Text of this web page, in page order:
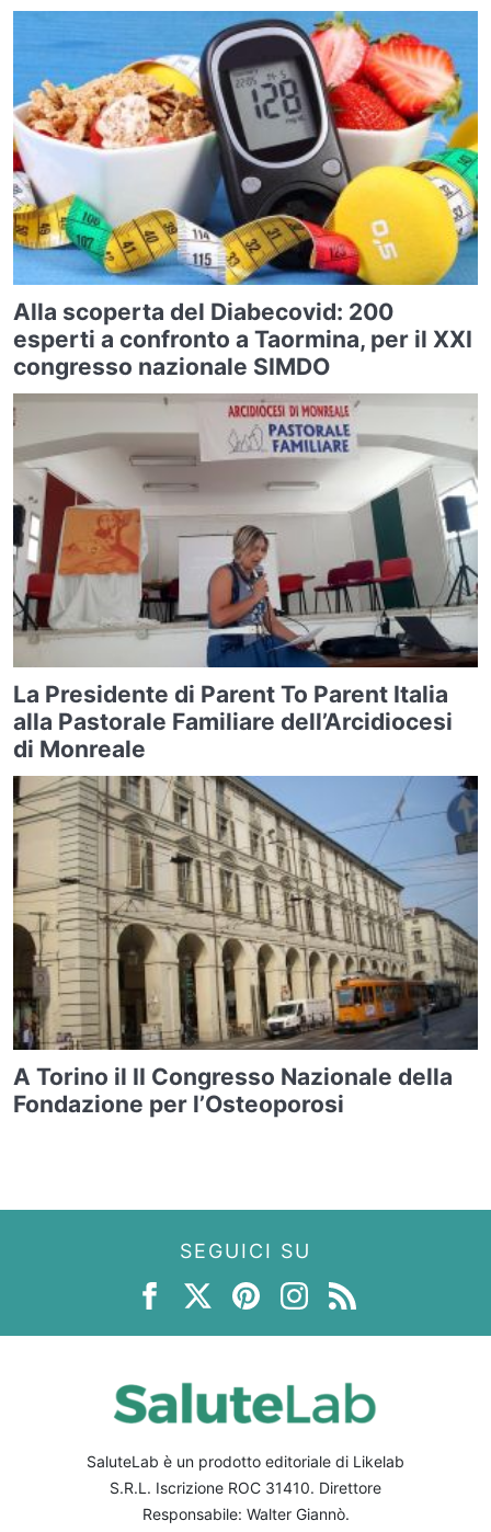
Alla scoperta del Diabecovid: 200
esperti a confronto a Taormina, per il XXI
congresso nazionale SIMDO
La Presidente di Parent To Parent Italia
alla Pastorale Familiare dell’Arcidiocesi
di Monreale
A Torino il II Congresso Nazionale della
Fondazione per l’Osteoporosi
SEGUICI SU
SaluteLab è un prodotto editoriale di Likelab
S.R.L. Iscrizione ROC 31410. Direttore
Responsabile: Walter Giannò.